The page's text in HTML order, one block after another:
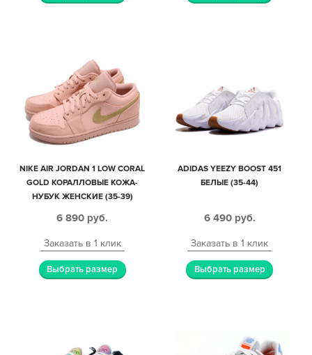
NIKE AIR JORDAN 1 LOW CORAL
GOLD КОРАЛЛОВЫЕ КОЖА-
НУБУК ЖЕНСКИЕ (35-39)
6 890 руб.
Заказать в 1 клик
Выбрать размер
ADIDAS YEEZY BOOST 451
БЕЛЫЕ (35-44)
6 490 руб.
Заказать в 1 клик
Выбрать размер